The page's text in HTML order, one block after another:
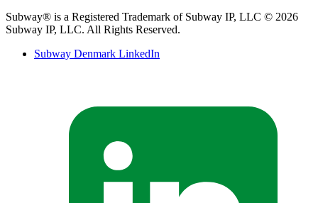
Subway® is a Registered Trademark of Subway IP, LLC © 2026
Subway IP, LLC. All Rights Reserved.​​​​‌ ‍ ​‍​‍‌‍ ‌ ​‍‌‍‍‌‌‍‌ ‌‍‍‌‌‍ ‍​‍​‍​ ‍‍​‍​‍‌ ​ ‌‍​‌‌‍ ‍‌‍‍‌‌ ‌​‌ ‍‌​‍ ‍‌‍‍‌‌‍ ​‍​‍​‍ ​​‍​‍‌‍‍​‌ ​‍‌‍‌‌‌‍‌‍​‍​‍​ ‍‍​‍​‍‌‍‍​‌ ‌​‌ ‌​‌ ​​‌ ​ ​ ‍‍​‍ ​‍ ‌‍ ‍‌‍ ‌ ​‍‌‍‌​‌‍‍‌‌‍​ ​‍ ‌‌‍​‍‌‍‍‌‌ ‌​‌‍‌‌‌ ​ ​‍ ‌‌‍‌ ‌ ​‍‌‍ ‌ ‌‌‌ ​​​‍ ‌‌ ​ ‌ ‌​‌ ‌‌‌‍‌​‌‍‍‌‌‍ ​‍ ‍‌ ‌‍‌‍‌‌‌ ​‍‌‍​ ‌‍‌‌‌‍ ​​‍ ‍‌‍​‌‌ ​​‌ ​​​‍ ‌‍‍‌‌‍ ‍‌ ‌​‌‍‌‌‌‍ ‍‌ ‌​​‍ ‌‍‌‌‌‍‌​‌‍‍‌‌ ‌​​‍ ‌‍ ‌‌‍ ‌‍‌​‌‍‌‌​ ‌‌ ​​‌ ​‍‌‍‌‌‌ ​ ‌‍‌‌‌‍ ‍‌ ‌​‌‍​‌‌ ‌​‌‍‍‌‌‍ ‌‍ ‍​ ‍ ‌‍‍‌‌‍‌​​ ‌​ ​‍​ ‌ ‌‍​ ​ ‍​​ ‌ ​ ​‌‌‍‌‌​ ‌‌​‍ ‌​ ​‌‌‍​‌‌‍‌‍‌‍‌​​‍ ‌​ ‌​‌‍‌​​ ‌​​ ​ ​‍ ‌​ ‍​​ ‌ ​ ‍​​ ‌‌​‍ ‌‌‍​‌​ ​ ‌‍​ ​ ‍​​ ‌‍​ ‌‍​ ‌​​ ‌‌​ ​ ‌‍‌‌​ ‌‌‌‍​‍​ ‍ ‌ ‌​‌ ‍‌‌ ​​‌‍‌‌​ ‌‌ ‌ ‌‍‌‌‌‍​‍‌ ​ ‌‍‍‌‌ ‌​‌‍‌‌‌​‌‍‌‍ ‌‍ ‌ ‌​‌‍‌‌‌ ​‍​ ‍ ‌ ​​‌‍​‌‌ ‌​‌‍‍​​ ‌‌‍​ ‌‍ ‌ ​​‌ ‍‌‌ ​‍‌‍‍‌‌‍‌ ‌‍‍​‌ ‌​‌​ ‍‌‍ ‌ ‌​‌‍‍‌‌‍​ ‌‍‌‌​‍‌‌​ ‌‌‌​​‍‌‌ ‌‍‍ ‌‍‌‌‌ ‍‌​‍‌‌​ ​ ‌​‌​​‍‌‌​ ​ ‌​‌​​‍‌‌​ ​‍​ ​‍‌‍‌‌‌‍ ‍​‍‌‌​ ​‍​ ​‍​‍‌‌​ ‌‌‌​‌​​‍ ‍‌ ‌‍‌‍​‌‌‍ ​‌ ‌‌‌‍‌‌​ ‌‍​‍‌‍​‌‌ ​ ‌‍‌‌‌‌‌‌‌ ​‍‌‍ ​​ ‌‌‍‍​‌ ‌​‌ ‌​‌ ​​‌ ​ ​‍‌‌​ ​ ‌​​‌​‍‌‌​ ​‍‌​‌‍​‍‌‌​ ​‍‌​‌‍‌‍ ‍‌‍ ‌ ​‍‌‍‌​‌‍‍‌‌‍​ ​‍ ‌‌‍​‍‌‍‍‌‌ ‌​‌‍‌‌‌ ​ ​‍ ‌‌‍‌ ‌ ​‍‌‍ ‌ ‌‌‌ ​​​‍ ‌‌ ​ ‌ ‌​‌ ‌‌‌‍‌​‌‍‍‌‌‍ ​‍ ‍‌ ‌‍‌‍‌‌‌ ​‍‌‍​ ‌‍‌‌‌‍ ​​‍ ‍‌‍​‌‌ ​​‌ ​​​‍‌‍‌‍‍‌‌‍‌​​ ‌​ ​‍​ ‌ ‌‍​ ​ ‍​​ ‌ ​ ​‌‌‍‌‌​ ‌‌​‍ ‌​ ​‌‌‍​‌‌‍‌‍‌‍‌​​‍ ‌​ ‌​‌‍‌​​ ‌​​ ​ ​‍ ‌​ ‍​​ ‌ ​ ‍​​ ‌‌​‍ ‌‌‍​‌​ ​ ‌‍​ ​ ‍​​ ‌‍​ ‌‍​ ‌​​ ‌‌​ ​ ‌‍‌‌​ ‌‌‌‍​‍​‍‌‍‌ ‌​‌ ‍‌‌ ​​‌‍‌‌​ ‌‌ ‌ ‌‍‌‌‌‍​‍‌ ​ ‌‍‍‌‌ ‌​‌‍‌‌‌​‌‍‌‍ ‌‍ ‌ ‌​‌‍‌‌‌ ​‍​‍‌‍‌ ​​‌‍​‌‌ ‌​‌‍‍​​ ‌‌‍​ ‌‍ ‌ ​​‌ ‍‌‌ ​‍‌‍‍‌‌‍‌ ‌‍‍​‌ ‌​‌​ ‍‌‍ ‌ ‌​‌‍‍‌‌‍​ ‌‍‌‌​‍‌‌​ ‌‌‌​​‍‌‌ ‌‍‍ ‌‍‌‌‌ ‍‌​‍‌‌​ ​ ‌​‌​​‍‌‌​ ​ ‌​‌​​‍‌‌​ ​‍​ ​‍‌‍‌‌‌‍ ‍​‍‌‌​ ​‍​ ​‍​‍‌‌​ ‌‌‌​‌​​‍ ‍‌ ‌‍‌‍​‌‌‍ ​‌ ‌‌‌‍‌‌​‍‌‍‌ ​​‌‍‌‌‌ ​‍‌ ​ ‌ ​​‌‍‌‌‌‍​ ‌ ‌​‌‍‍‌‌ ‌‍‌‍‌‌​ ‌‌ ​​‌ ‌‌‌‍​‍‌‍ ​‌‍‍‌‌ ​ ‌‍‍​‌‍‌‌‌‍‌​​‍​‍‌ ‌
Subway Denmark LinkedIn